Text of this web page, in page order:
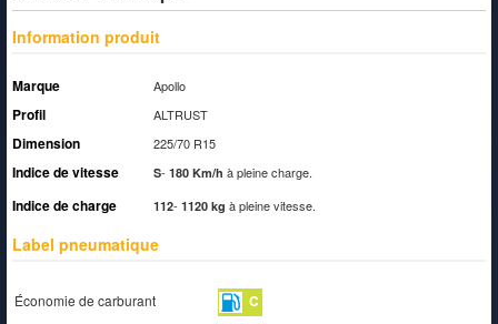
Information produit
Marque Apollo
Profil ALTRUST
Dimension 225/70 R15
Indice de vitesse S- 180 Km/h à pleine charge.
Indice de charge 112- 1120 kg à pleine vitesse.
Label pneumatique
Économie de carburant C